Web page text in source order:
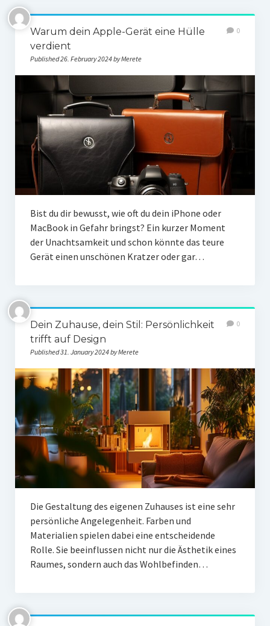
Warum dein Apple-Gerät eine Hülle
verdient
Published 26. February 2024 by Merete
0
Bist du dir bewusst, wie oft du dein iPhone oder
MacBook in Gefahr bringst? Ein kurzer Moment
der Unachtsamkeit und schon könnte das teure
Gerät einen unschönen Kratzer oder gar…
Dein Zuhause, dein Stil: Persönlichkeit
trifft auf Design
Published 31. January 2024 by Merete
0
Die Gestaltung des eigenen Zuhauses ist eine sehr
persönliche Angelegenheit. Farben und
Materialien spielen dabei eine entscheidende
Rolle. Sie beeinflussen nicht nur die Ästhetik eines
Raumes, sondern auch das Wohlbefinden…